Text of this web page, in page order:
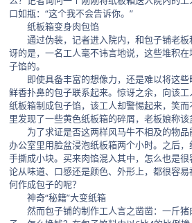
口如瓶：“这个我不会告诉你。”
纸板箱变身肉包馅
通过伪装，记者进入院内，和包子铺老板
讶的是，一名工人毫不讳言地说，这些堆积
子馅的。
即使具备丰富的想像力，还是难以将这些
鲜香扑鼻的包子联系起来。惊讶之余，向该
纸板箱制成包子馅，该工人却警惕起来，笑
里发现了一些黄色纸板箱的碎屑，老板娘称该
为了求证是否这两样风马牛不相及的物品
办公室里用脸盆浸泡纸板箱两个小时。之后
手撕成小块。买来肉馅混入其中，怎么也是
论从味道、口感还是颜色、外形上，都很容
何作成包子的呢？
神奇“秘籍”大变纸箱
然而包子铺的制作工人言之凿凿：一斤猪